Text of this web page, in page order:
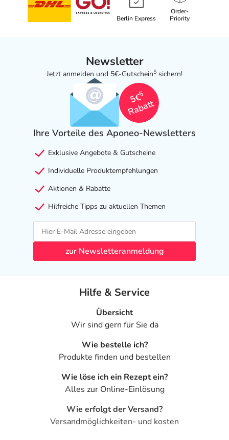
Berlin Express
Order-
Priority
Newsletter
Jetzt anmelden und 5€-Gutschein5 sichern!
5€
5
Rabatt
Ihre Vorteile des Aponeo-Newsletters
Exklusive Angebote & Gutscheine
Individuelle Produktempfehlungen
Aktionen & Rabatte
Hilfreiche Tipps zu aktuellen Themen
zur Newsletteranmeldung
Hilfe & Service
Übersicht
Wir sind gern für Sie da
Wie bestelle ich?
Produkte finden und bestellen
Wie löse ich ein Rezept ein?
Alles zur Online-Einlösung
Wie erfolgt der Versand?
Versandmöglichkeiten- und kosten